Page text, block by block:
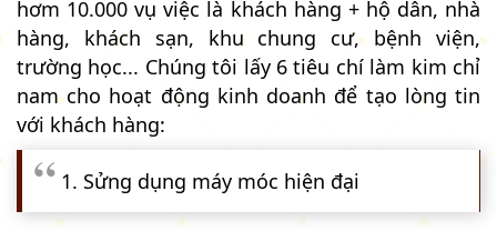
hơm 10.000 vụ việc là khách hàng + hộ dân, nhà
hàng, khách sạn, khu chung cư, bệnh viện,
trường học... Chúng tôi lấy 6 tiêu chí làm kim chỉ
nam cho hoạt động kinh doanh để tạo lòng tin
với khách hàng:
1. Sửng dụng máy móc hiện đại